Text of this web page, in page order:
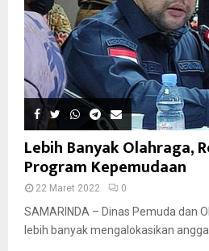
Lebih Banyak Olahraga,
Program Kepemudaan
22 Maret 2022 0
SAMARINDA – Dinas Pemuda dan
lebih banyak mengalokasikan